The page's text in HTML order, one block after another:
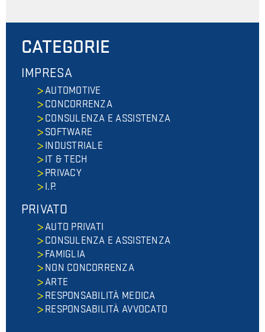
CATEGORIE
IMPRESA
AUTOMOTIVE
CONCORRENZA
CONSULENZA E ASSISTENZA
SOFTWARE
INDUSTRIALE
IT & TECH
PRIVACY
I.P.
PRIVATO
AUTO PRIVATI
CONSULENZA E ASSISTENZA
FAMIGLIA
NON CONCORRENZA
ARTE
RESPONSABILITÀ MEDICA
RESPONSABILITÀ AVVOCATO